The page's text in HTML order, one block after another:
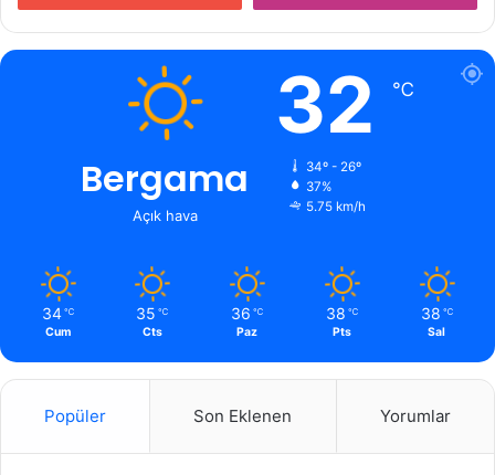
Bergama
Açık hava
32 ℃
34º - 26º
37%
5.75 km/h
34 ℃
Cum
35 ℃
Cts
36 ℃
Paz
38 ℃
Pts
38 ℃
Sal
Popüler Son Eklenen Yorumlar